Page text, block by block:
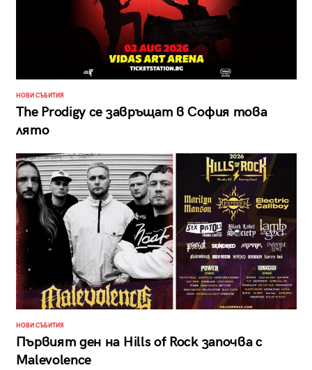
НОВИ СЪБИТИЯ
The Prodigy се завръщат в София това
лято
НОВИ СЪБИТИЯ
Първият ден на Hills of Rock започва с
Malevolence